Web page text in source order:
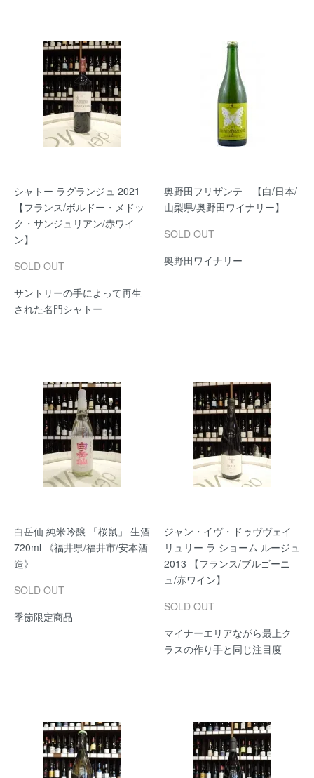
シャトー ラグランジュ 2021
【フランス/ボルドー・メドッ
ク・サンジュリアン/赤ワイ
ン】
SOLD OUT
サントリーの手によって再生
された名門シャトー
奥野田フリザンテ 【白/日本/
山梨県/奥野田ワイナリー】
SOLD OUT
奥野田ワイナリー
白岳仙 純米吟醸 「桜鼠」 生酒
720ml 《福井県/福井市/安本酒
造》
SOLD OUT
季節限定商品
ジャン・イヴ・ドゥヴヴェイ
リュリー ラ ショーム ルージュ
2013 【フランス/ブルゴーニ
ュ/赤ワイン】
SOLD OUT
マイナーエリアながら最上ク
ラスの作り手と同じ注目度